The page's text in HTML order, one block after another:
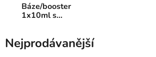
Báze/booster
1x10ml s
Nejprodávanější